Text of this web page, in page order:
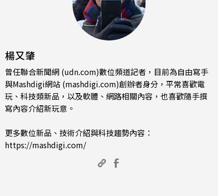
楊又肇
曾任聯合新聞網 (udn.com)數位頻道記者，目前為自由寫手
與Mashdigi網站 (mashdigi.com)創辦者身分，平常喜歡電
玩、科技類新品，以及軟體、網路相關內容，也喜歡隨手撰
寫內容介紹新玩意。
更多數位新品、技術介紹與科技趨勢內容：
https://mashdigi.com/